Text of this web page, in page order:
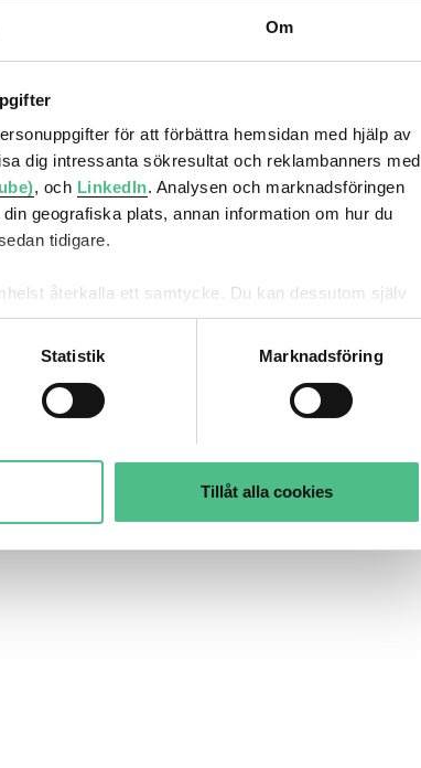
Om
för att förbättra hemsidan med hjälp av
dig intressanta sökresultat och reklambanners med
, och LinkedIn. Analysen och marknadsföringen
geografiska plats, annan information om hur du
tidigare.
återkalla ett samtycke. Du kan dessutom själv
Statistik Marknadsföring
Tillåt alla cookies